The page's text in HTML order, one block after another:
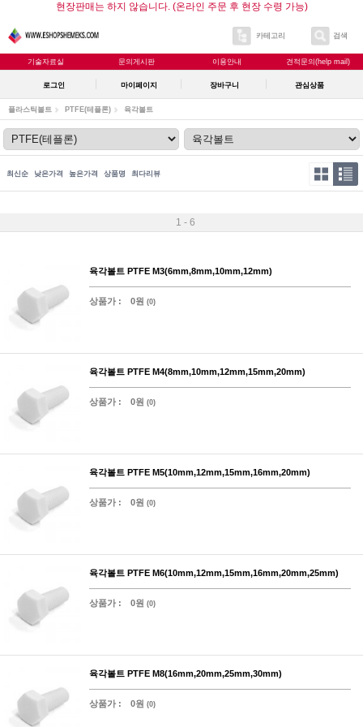
현장판매는 하지 않습니다. (온라인 주문 후 현장 수령 가능)
카테고리 검색
기술자료실 문의게시판 이용안내 견적문의(help mail)
로그인 마이페이지 장바구니 관심상품
플라스틱볼트 PTFE(테플론) 육각볼트
최신순 낮은가격 높은가격 상품명 최다리뷰
1 - 6
육각볼트 PTFE M3(6mm,8mm,10mm,12mm)
상품가 : 0원 (0)
육각볼트 PTFE M4(8mm,10mm,12mm,15mm,20mm)
상품가 : 0원 (0)
육각볼트 PTFE M5(10mm,12mm,15mm,16mm,20mm)
상품가 : 0원 (0)
육각볼트 PTFE M6(10mm,12mm,15mm,16mm,20mm,25mm)
상품가 : 0원 (0)
육각볼트 PTFE M8(16mm,20mm,25mm,30mm)
상품가 : 0원 (0)